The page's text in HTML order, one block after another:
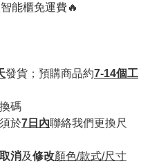
能櫃免運費🔥
發貨；預購商品約7-14個工
碼
於7日內聯絡我們更換尺
消及修改顏色/款式/尺寸